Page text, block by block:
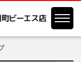
ビーエス店